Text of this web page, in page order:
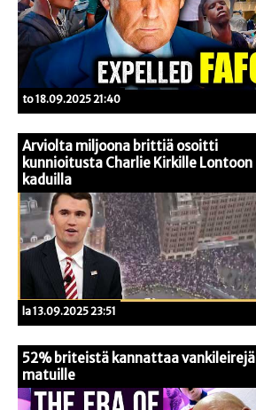
to 18.09.2025 21:40
Arviolta miljoona brittiä osoitti
kunnioitusta Charlie Kirkille Lontoon
kaduilla
la 13.09.2025 23:51
52% briteistä kannattaa vankileirejä
matuille